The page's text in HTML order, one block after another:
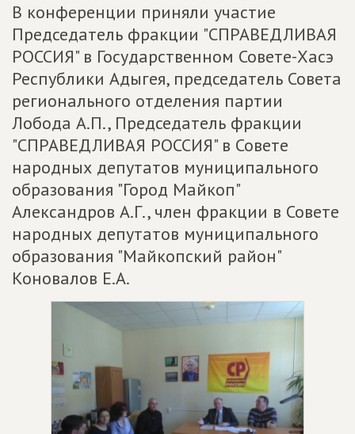
В конференции приняли участие
Председатель фракции "СПРАВЕДЛИВАЯ
РОССИЯ" в Государственном Совете-Хасэ
Республики Адыгея, председатель Совета
регионального отделения партии
Лобода А.П., Председатель фракции
"СПРАВЕДЛИВАЯ РОССИЯ" в Совете
народных депутатов муниципального
образования "Город Майкоп"
Александров А.Г., член фракции в Совете
народных депутатов муниципального
образования "Майкопский район"
Коновалов Е.А.